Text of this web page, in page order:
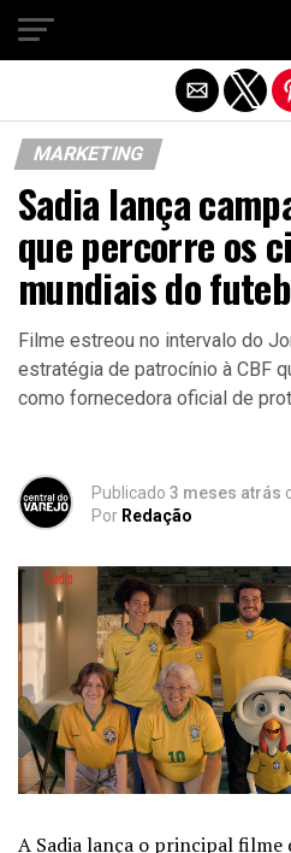
MARKETING
Sadia lança
que percorre os
mundiais do
Filme estreou no intervalo do
estratégia de patrocínio à CBF
como fornecedora oficial de
Publicado 3 meses atrás
Por Redação
A Sadia lança o principal filme